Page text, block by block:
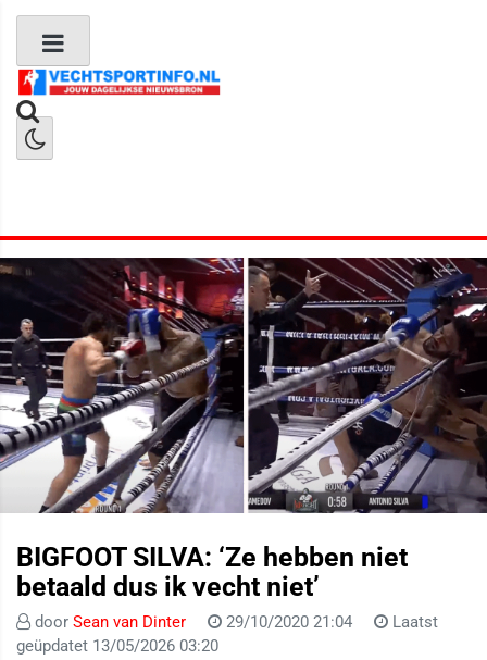
BIGFOOT SILVA: ‘Ze hebben niet
betaald dus ik vecht niet’
door Sean van Dinter 29/10/2020 21:04
Laatst
geüpdatet 13/05/2026 03:20